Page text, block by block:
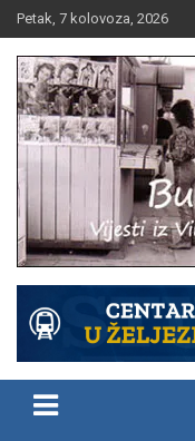
Skip
to
content
Petak, 7 kolovoza, 2026
Budica.info